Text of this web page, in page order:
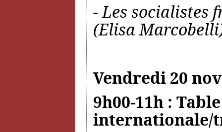
- Les socialistes
(Elisa
Vendredi 20
9h00-11h :
internationale/